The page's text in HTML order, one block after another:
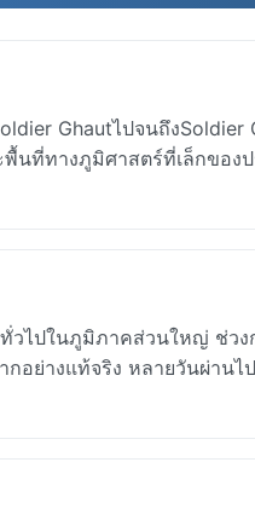
GhautไปจนถึงSoldier
ที่ทางภูมิศาสตร์ที่เล็กของป
วไปในภูมิภาคส่วนใหญ่ ช่วง
อย่างแท้จริง หลายวันผ่านไ